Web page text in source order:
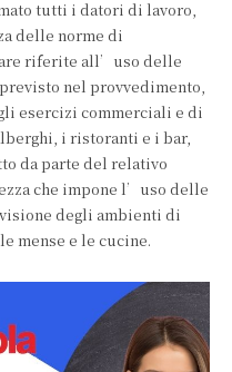
tutti i datori di lavoro,
delle norme di
riferite all’uso delle
nel provvedimento,
esercizi commerciali e di
i ristoranti e i bar,
da parte del relativo
che impone l’uso delle
degli ambienti di
mense e le cucine.